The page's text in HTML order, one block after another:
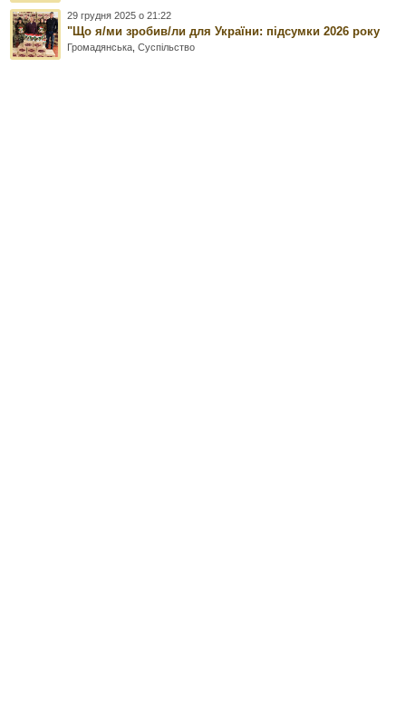
29 грудня 2025 о 21:22
"Що я/ми зробив/ли для України: підсумки 2026 року
Громадянська ,Суспільство